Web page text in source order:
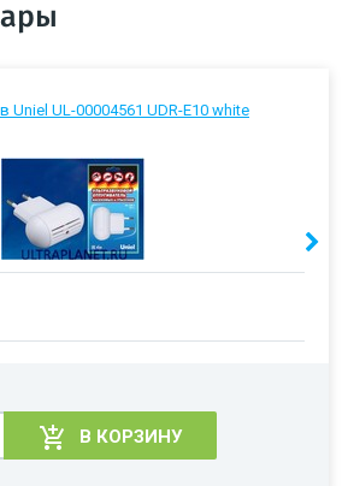
UL-00004561 UDR-E10 white
В КОРЗИНУ